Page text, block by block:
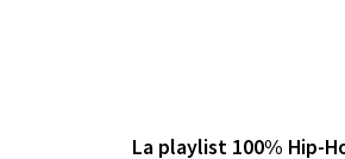
La playlist 100% Hip-